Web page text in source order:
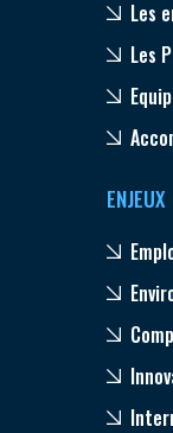
Les
Les
ENJEUX